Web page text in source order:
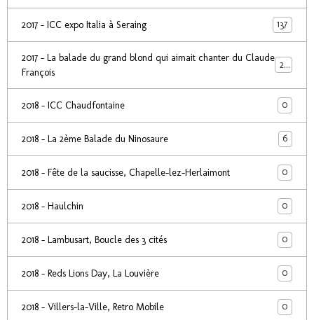
2017 - ICC expo Italia à Seraing 137
2017 - La balade du grand blond qui aimait chanter du Claude
François
24
2018 - ICC Chaudfontaine 0
2018 - La 2ème Balade du Ninosaure 6
2018 - Fête de la saucisse, Chapelle-lez-Herlaimont 0
2018 - Haulchin 0
2018 - Lambusart, Boucle des 3 cités 0
2018 - Reds Lions Day, La Louvière 0
2018 - Villers-la-Ville, Retro Mobile 0